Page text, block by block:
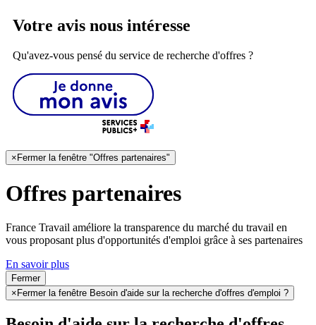
Votre avis nous intéresse
Qu'avez-vous pensé du service de recherche d'offres ?
× Fermer la fenêtre "Offres partenaires"
Offres partenaires
France Travail améliore la transparence du marché du travail en
vous proposant plus d'opportunités d'emploi grâce à ses partenaires
En savoir plus
Fermer
× Fermer la fenêtre Besoin d'aide sur la recherche d'offres d'emploi ?